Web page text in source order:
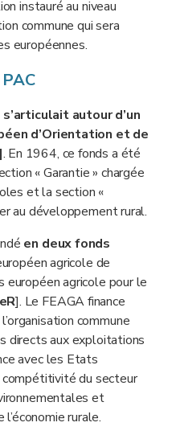
instauré au niveau
commune qui sera
européennes.
autour d’un
d’Orientation et de
. En 1964, ce fonds a été
« Garantie » chargée
et la section «
au développement rural.
en deux fonds
agricole de
européen agricole pour le
]. Le FEAGA finance
commune
directs aux exploitations
avec les Etats
compétitivité du secteur
et
rurale.